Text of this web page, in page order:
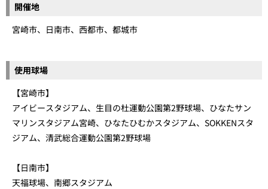
開催地
宮崎市、日南市、西都市、都城市
使用球場
【宮崎市】
アイビースタジアム、生目の杜運動公園第2野球場、ひなたサン
マリンスタジアム宮崎、ひなたひむかスタジアム、SOKKENスタ
ジアム、清武総合運動公園第2野球場
【日南市】
天福球場、南郷スタジアム